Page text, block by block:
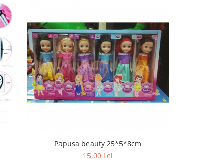
Papusa beauty 25*5*8cm
15,00 Lei